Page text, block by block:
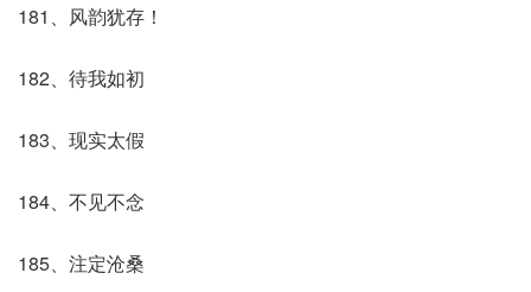
181、风韵犹存！
182、待我如初
183、现实太假
184、不见不念
185、注定沧桑